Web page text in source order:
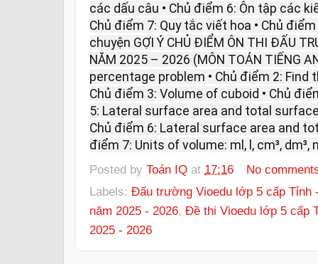
các dấu câu • Chủ điểm 6: Ôn tập các
Chủ điểm 7: Quy tắc viết hoa • Chủ
chuyện GỢI Ý CHỦ ĐIỂM ÔN THI ĐẤU
NĂM 2025 – 2026 (MÔN TOÁN TIẾNG
percentage problem • Chủ điểm 2: Find
Chủ điểm 3: Volume of cuboid • Chủ
5: Lateral surface area and total
Chủ điểm 6: Lateral surface area and
điểm 7: Units of volume: ml, l, cm³, dm³,
Posted by Toán IQ at 17:16
No
Labels: Đấu trường Vioedu lớp 5 cấp Tỉnh
năm 2025 - 2026, Đề thi Vioedu lớp 5 cấp
2025 - 2026